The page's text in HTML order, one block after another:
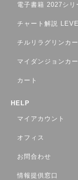
電子書籍 2027シリ
チャート解説
チルリラグリンカ
マイダンジョンカ
カート
HELP
マイアカウント
オフィス
お問合わせ
情報提供窓口